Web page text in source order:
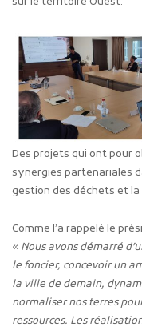
Des projets qui ont pour
synergies partenariales
gestion des déchets et
Comme l’a rappelé le
« Nous avons démarré
le foncier, concevoir un
la ville de demain,
normaliser nos terres
ressources. Les